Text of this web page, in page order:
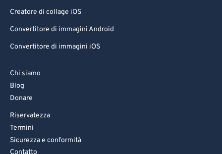
Creatore di collage iOS
Convertitore di immagini Android
Convertitore di immagini iOS
Chi siamo
Blog
Donare
Riservatezza
Termini
Sicurezza e conformità
Contatto